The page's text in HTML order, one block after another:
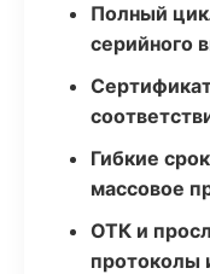
Полный
серийного
Гибкие
массовое
ОТК и
протоколы